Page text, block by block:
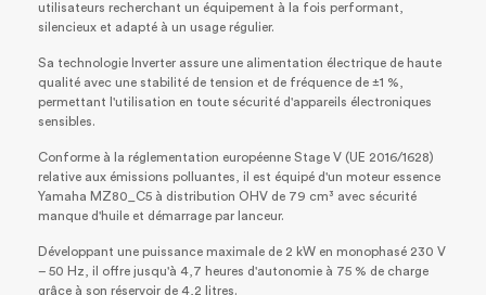
utilisateurs recherchant un équipement à la fois performant,
silencieux et adapté à un usage régulier.
Sa technologie Inverter assure une alimentation électrique de haute
qualité avec une stabilité de tension et de fréquence de ±1 %,
permettant l'utilisation en toute sécurité d'appareils électroniques
sensibles.
Conforme à la réglementation européenne Stage V (UE 2016/1628)
relative aux émissions polluantes, il est équipé d'un moteur essence
Yamaha MZ80_C5 à distribution OHV de 79 cm³ avec sécurité
manque d'huile et démarrage par lanceur.
Développant une puissance maximale de 2 kW en monophasé 230 V
– 50 Hz, il offre jusqu'à 4,7 heures d'autonomie à 75 % de charge
grâce à son réservoir de 4,2 litres.